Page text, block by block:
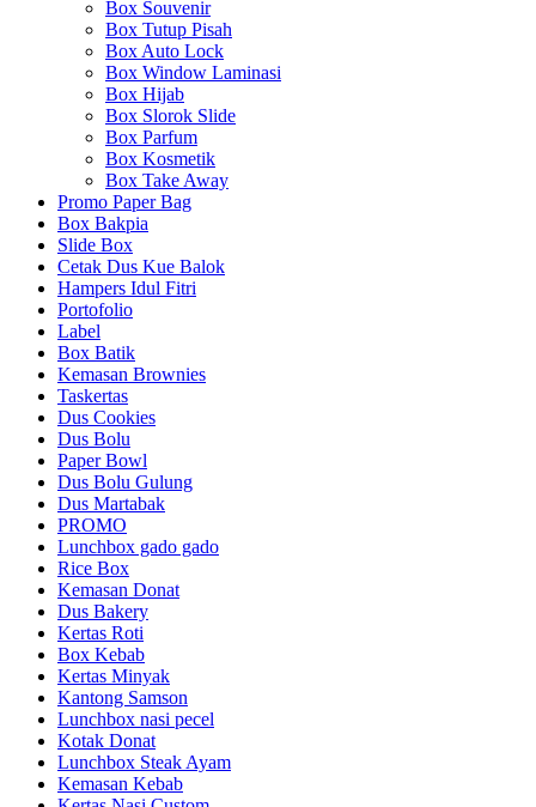
Box Souvenir
Box Tutup Pisah
Box Auto Lock
Box Window Laminasi
Box Hijab
Box Slorok Slide
Box Parfum
Box Kosmetik
Box Take Away
Promo Paper Bag
Box Bakpia
Slide Box
Cetak Dus Kue Balok
Hampers Idul Fitri
Portofolio
Label
Box Batik
Kemasan Brownies
Taskertas
Dus Cookies
Dus Bolu
Paper Bowl
Dus Bolu Gulung
Dus Martabak
PROMO
Lunchbox gado gado
Rice Box
Kemasan Donat
Dus Bakery
Kertas Roti
Box Kebab
Kertas Minyak
Kantong Samson
Lunchbox nasi pecel
Kotak Donat
Lunchbox Steak Ayam
Kemasan Kebab